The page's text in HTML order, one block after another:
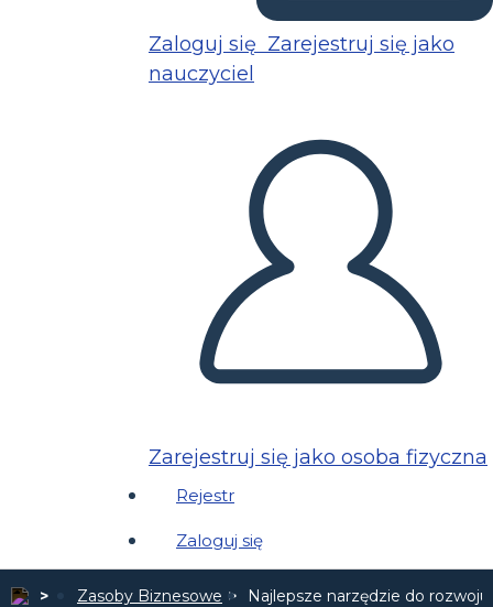
Zaloguj się Zarejestruj się jako
nauczyciel
Zarejestruj się jako osoba fizyczna
Rejestr
Zaloguj się
Zasoby Biznesowe Najlepsze narzędzie do